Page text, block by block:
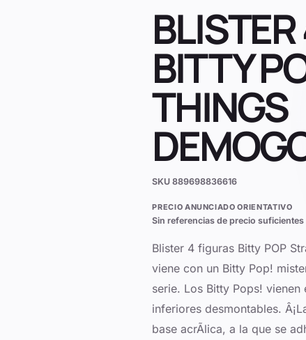
BITTY
THINGS
SKU889698836616
PRECIO ANUNCIADO ORIENTATIVO
Sin referencias de precio suficientes
Blister 4 figuras Bitty POP
viene con un Bitty Pop!
serie. Los Bitty Pops!
inferiores desmontables.
base acrÃ­lica, a la que se